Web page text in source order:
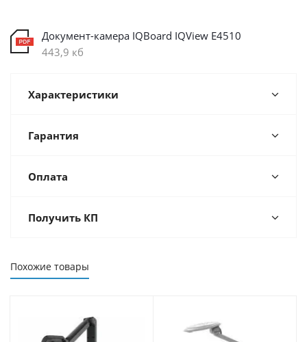
Документ-камера IQBoard IQView E4510
443,9 кб
Характеристики
Гарантия
Оплата
Получить КП
Похожие товары